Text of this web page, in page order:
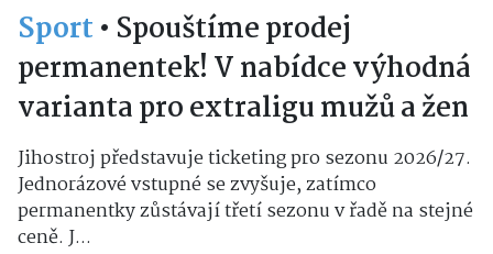
Sport • Spouštíme prodej
permanentek! V nabídce výhodná
varianta pro extraligu mužů a žen
Jihostroj představuje ticketing pro sezonu 2026/27.
Jednorázové vstupné se zvyšuje, zatímco
permanentky zůstávají třetí sezonu v řadě na stejné
ceně. J...